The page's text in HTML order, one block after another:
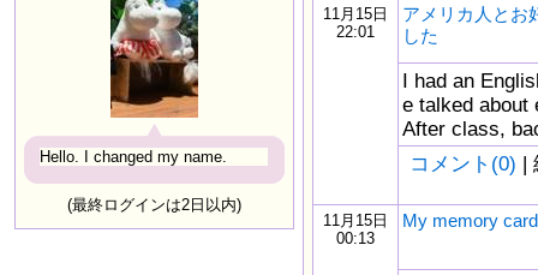
Hello. I changed my name.
(最終ログインは2日以内)
11月15日
22:01
アメリカ人とお
した
I had an
e talked about
After class,
コメント(0) |
11月15日
00:13
My memory